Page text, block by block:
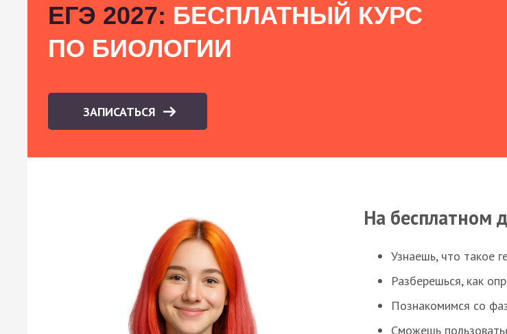
ЕГЭ 2027: БЕСПЛАТНЫЙ КУРС
ПО БИОЛОГИИ
ЗАПИСАТЬСЯ
На бесплатном
Узнаешь, что такое
Разберешься, как
Познакомимся со
Сможешь